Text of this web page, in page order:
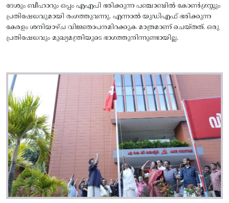
ദേശും ബീഹാറും ഒപ്പം എഎപി ഭരിക്കുന്ന പഞ്ചാബിൽ കോൺഗ്രസ്സും
പ്രതിഷേധവുമായി രംഗത്തുവന്നു. എന്നാൽ യുഡിഎഫ് ഭരിക്കുന്ന
കേരളം ശനിയാഴ്ച വിജ്ഞാപനമിറക്കുക മാത്രമാണ് ചെയ്തത്. ഒരു
പ്രതിഷേധവും മുഖ്യമന്ത്രിയുടെ ഭാഗത്തുനിന്നുണ്ടായില്ല.